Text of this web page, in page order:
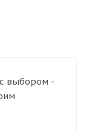
выбором -